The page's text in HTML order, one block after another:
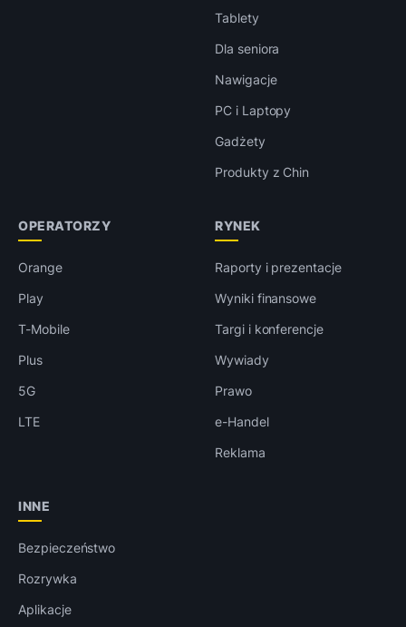
Tablety
Dla seniora
Nawigacje
PC i Laptopy
Gadżety
Produkty z Chin
OPERATORZY
Orange
Play
T-Mobile
Plus
5G
LTE
RYNEK
Raporty i prezentacje
Wyniki finansowe
Targi i konferencje
Wywiady
Prawo
e-Handel
Reklama
INNE
Bezpieczeństwo
Rozrywka
Aplikacje